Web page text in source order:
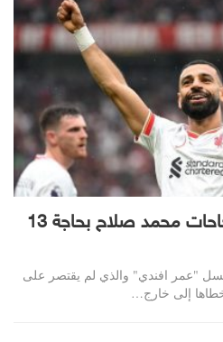
عمر افندي حاضرًا في نجاحات محمد صلاح بحاجة 13
"عمر افندي" والذي لم يقتصر على
إلى خارج…